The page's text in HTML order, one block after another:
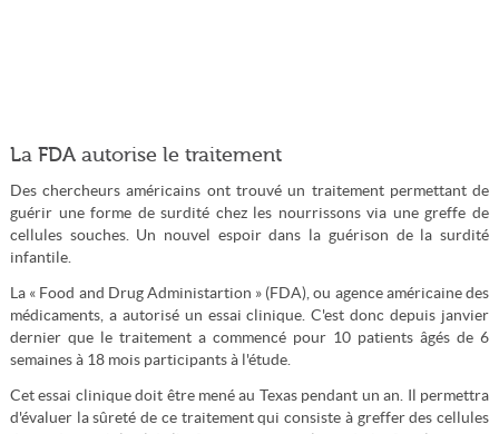
La FDA autorise le traitement
Des chercheurs américains ont trouvé un traitement permettant de
guérir une forme de surdité chez les nourrissons via une greffe de
cellules souches. Un nouvel espoir dans la guérison de la surdité
infantile.
La « Food and Drug Administartion » (FDA), ou agence américaine des
médicaments, a autorisé un essai clinique. C'est donc depuis janvier
dernier que le traitement a commencé pour 10 patients âgés de 6
semaines à 18 mois participants à l'étude.
Cet essai clinique doit être mené au Texas pendant un an. Il permettra
d'évaluer la sûreté de ce traitement qui consiste à greffer des cellules